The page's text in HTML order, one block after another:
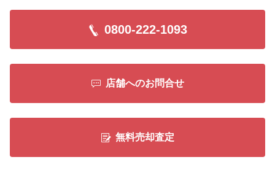
0800-222-1093
店舗へのお問合せ
無料売却査定